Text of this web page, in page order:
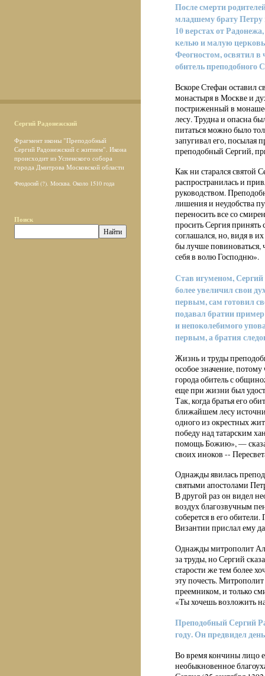
Сергий Радонежский
Фрагмент иконы "Преподобный
Сергий Радонежский с житием". Икона
происходит из Успенского собора
города Дмитрова Московской области
Феодосий (?). Москва. Около 1510 года
Поиск
После смерти
младшему брату Петру
10 верстах от
келью и малую
Феогностом, освятил
обитель преподобного
Вскоре Стефан оставил
монастыря в Москве и
постриженный в
лесу. Трудна и опасна
питаться можно было
запугивал его, посылая
преподобный Сергий,
Как ни старался святой
распространилась и
руководством.
лишения и неудобства
переносить все со
просить Сергия
соглашался, но, видя в
бы лучше повиноваться,
себя в волю Господню».
Став игуменом, Сергий
более увеличил свои
первым, сам готовил
подавал братии
и непоколебимого
первым, а братия
Жизнь и труды
особое значение,
города обитель с
еще при жизни был
Так, когда братья его
ближайшем лесу
одного из окрестных
победу над татарским
помощь Божию», —
своих иноков --
Однажды явилась
святыми апостолами
В другой раз он видел
воздух благозвучным
соберется в его
Византии прислал ему
Однажды митрополит
за труды, но Сергий
старости же тем более
эту почесть.
преемником, и только
«Ты хочешь возложить
Преподобный Сергий
году. Он предвидел
Во время кончины лицо
необыкновенное